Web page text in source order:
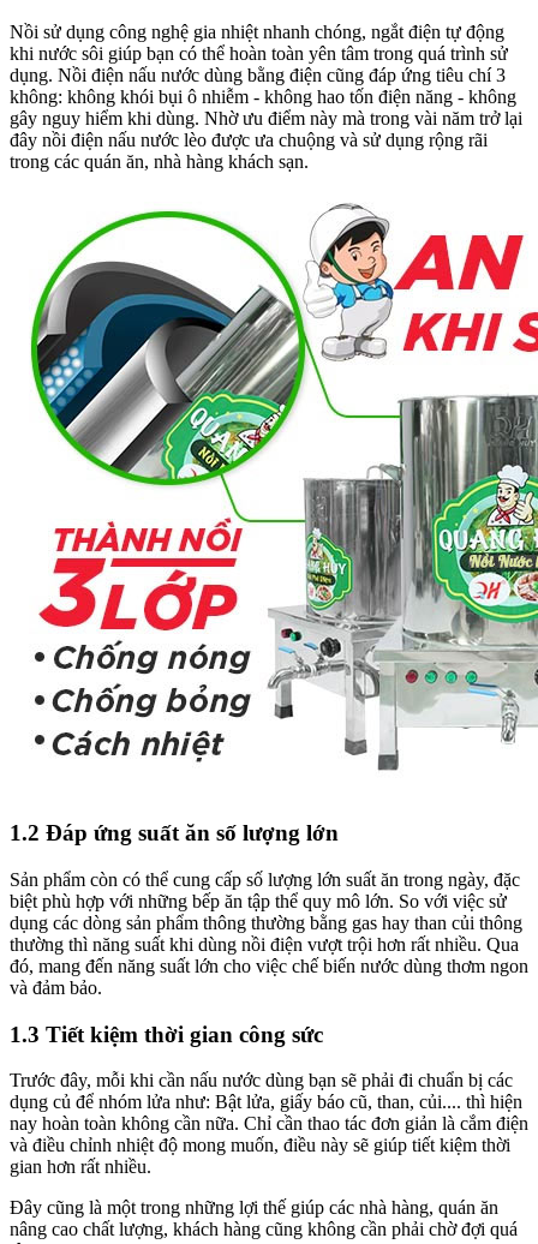
Nồi sử dụng công nghệ gia nhiệt nhanh chóng, ngắt điện tự động
khi nước sôi giúp bạn có thể hoàn toàn yên tâm trong quá trình sử
dụng. Nồi điện nấu nước dùng bằng điện cũng đáp ứng tiêu chí 3
không: không khói bụi ô nhiễm - không hao tốn điện năng - không
gây nguy hiểm khi dùng. Nhờ ưu điểm này mà trong vài năm trở lại
đây nồi điện nấu nước lèo được ưa chuộng và sử dụng rộng rãi
trong các quán ăn, nhà hàng khách sạn.
1.2 Đáp ứng suất ăn số lượng lớn
Sản phẩm còn có thể cung cấp số lượng lớn suất ăn trong ngày, đặc
biệt phù hợp với những bếp ăn tập thể quy mô lớn. So với việc sử
dụng các dòng sản phẩm thông thường bằng gas hay than củi thông
thường thì năng suất khi dùng nồi điện vượt trội hơn rất nhiều. Qua
đó, mang đến năng suất lớn cho việc chế biến nước dùng thơm ngon
và đảm bảo.
1.3 Tiết kiệm thời gian công sức
Trước đây, mỗi khi cần nấu nước dùng bạn sẽ phải đi chuẩn bị các
dụng củ để nhóm lửa như: Bật lửa, giấy báo cũ, than, củi.... thì hiện
nay hoàn toàn không cần nữa. Chỉ cần thao tác đơn giản là cắm điện
và điều chỉnh nhiệt độ mong muốn, điều này sẽ giúp tiết kiệm thời
gian hơn rất nhiều.
Đây cũng là một trong những lợi thế giúp các nhà hàng, quán ăn
nâng cao chất lượng, khách hàng cũng không cần phải chờ đợi quá